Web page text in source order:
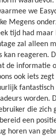
we
Megens
tijd had maar
zal alleen
kan reageren.
de informatie
ook iets
worden.
die zich
een
horen van